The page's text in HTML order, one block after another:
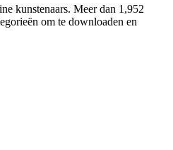
kunstenaars. Meer dan 1,952
om te downloaden en